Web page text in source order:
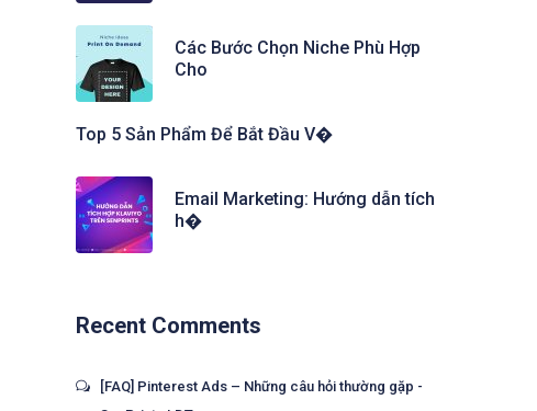
Các Bước Chọn Niche Phù Hợp
Cho
Top 5 Sản Phẩm Để Bắt Đầu V�
Email Marketing: Hướng dẫn tích
h�
Recent Comments
[FAQ] Pinterest Ads – Những câu hỏi thường gặp -